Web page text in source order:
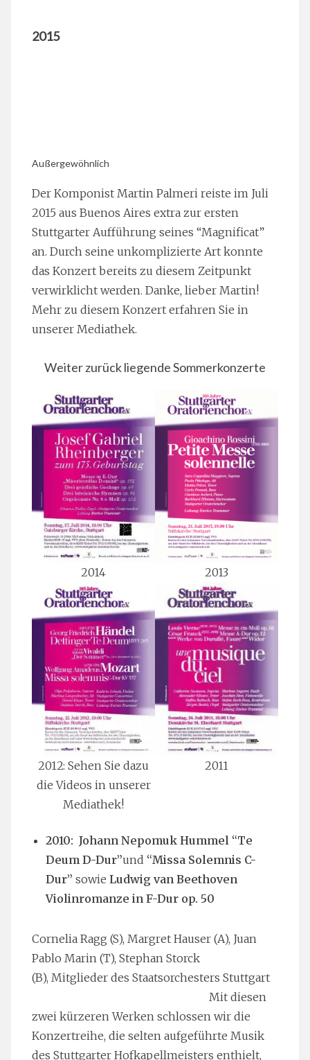
Der Komponist Martin Palmeri reiste im Juli
2015 aus Buenos Aires extra zur ersten
Stuttgarter Aufführung seines “Magnificat”
an. Durch seine unkomplizierte Art konnte
das Konzert bereits zu diesem Zeitpunkt
verwirklicht werden. Danke, lieber Martin!
Mehr zu diesem Konzert erfahren Sie in
2014 2013
2012: Sehen Sie dazu
die Videos in unserer
2010: Johann Nepomuk Hummel “Te
Deum D-Dur” und “Missa Solemnis C-
Dur”sowieLudwig van Beethoven
Cornelia Ragg (S), Margret Hauser (A), Juan
Pablo Marin (T), Stephan Storck
Mitglieder des Staatsorchesters Stuttgart
Mit diesen
zwei kürzeren Werken schlossen wir die
Konzertreihe, die selten aufgeführte Musik